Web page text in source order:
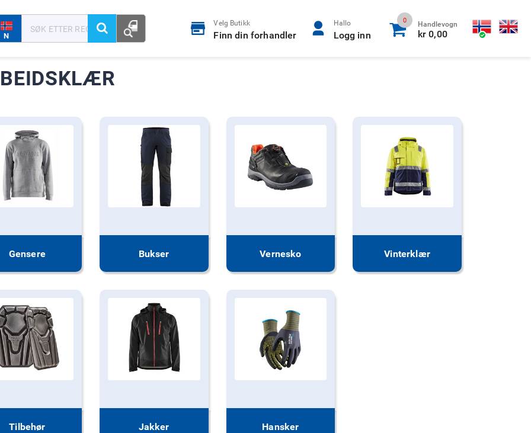
N
Velg Butikk
Finn din forhandler
Hallo
Logg inn
0 Handlevogn
kr 0,00
Gensere Bukser Vernesko Vinterklær
Tilbehør Jakker Hansker